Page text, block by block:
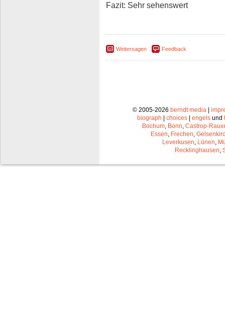
Fazit: Sehr sehenswert
Weitersagen Feedback
© 2005-2026 berndt media |
biograph | choices | engels und
Bochum Bonn Castrop-
Essen Frechen
Leverkusen Lünen
Recklinghausen